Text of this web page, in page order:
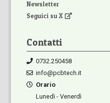
Newsletter
Seguici su X
Contatti
0732.250458
info@pcbtech.it
Orario
Lunedì - Venerdì